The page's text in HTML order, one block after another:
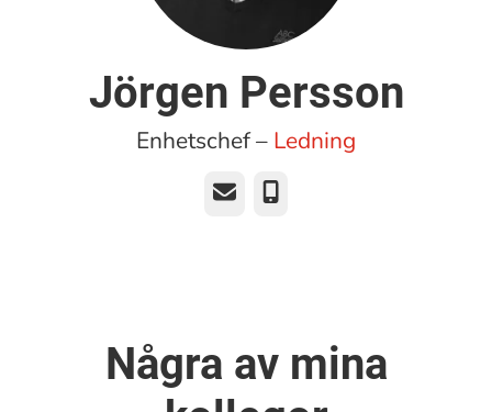
Jörgen Persson
Enhetschef – Ledning
E-post Telefon
Några av mina